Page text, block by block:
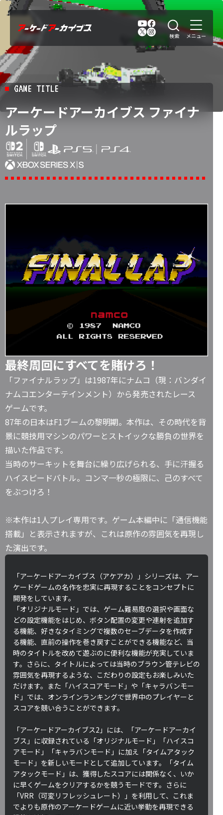
GAME TITLE
アーケードアーカイブス ファイナ
ルラップ
最終周回にすべてを賭けろ！
「ファイナルラップ」は1987年にナムコ（現：バンダイ
ナムコエンターテインメント）から発売されたレース
ゲームです。
87年の日本はF1ブームの黎明期。本作は、その時代を背
景に競技用マシンのパワーとストイックな勝負の世界を
描いた作品です。
当時のサーキットを舞台に繰り広げられる、手に汗握る
ハイスピードバトル。コンマ一秒の極限に、己のすべて
をぶつけろ！
※本作は1人プレイ専用です。ゲーム本編中に「通信機能
搭載」と表示されますが、これは原作の雰囲気を再現し
た演出です。
「アーケードアーカイブス（アケアカ）」シリーズは、アー
ケードゲームの名作を忠実に再現することをコンセプトに
開発をしています。
「オリジナルモード」では、ゲーム難易度の選択や画面な
どの設定機能をはじめ、ボタン配置の変更や連射を追加す
る機能、好きなタイミングで複数のセーブデータを作成す
る機能、直前の操作を巻き戻すことができる機能など、当
時のタイトルを改めて遊ぶのに便利な機能が充実していま
す。さらに、タイトルによっては当時のブラウン管テレビの
雰囲気を再現するような、こだわりの設定もお楽しみいた
だけます。また「ハイスコアモード」や「キャラバンモー
ド」では、オンラインランキングで世界中のプレイヤーと
スコアを競い合うことができます。
「アーケードアーカイブス2」には、「アーケードアーカイ
ブス」に収録されている「オリジナルモード」「ハイスコ
アモード」「キャラバンモード」に加え「タイムアタック
モード」を新しいモードとして追加しています。「タイム
アタックモード」は、獲得したスコアには関係なく、いか
に早くゲームをクリアするかを競うモードです。さらに
「VRR（可変リフレッシュレート）」を利用して、これま
でよりも原作のアーケードゲームに近い挙動を再現できる